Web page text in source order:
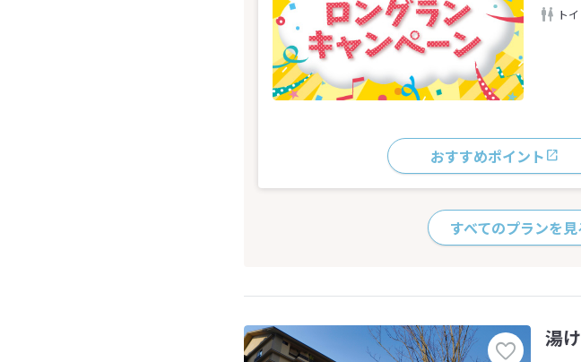
ト
おすすめポイント
すべてのプランを見
湯